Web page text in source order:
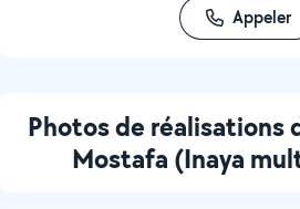
Appeler
Photos de réalisations
Mostafa (Inaya